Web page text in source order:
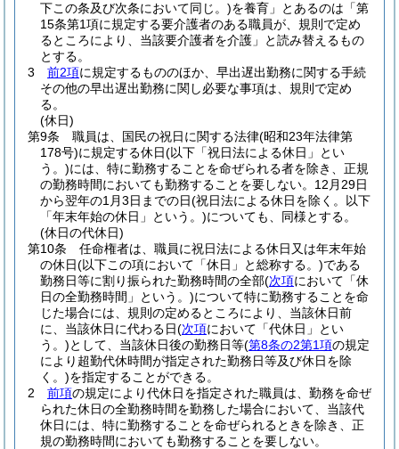
下この条及び次条において同じ。)を養育」とあるのは「第
15条第1項に規定する要介護者のある職員が、規則で定め
るところにより、当該要介護者を介護」と読み替えるもの
とする。
3
前2項に規定するもののほか、早出遅出勤務に関する手続
その他の早出遅出勤務に関し必要な事項は、規則で定め
る。
(休日)
第9条
職員は、国民の祝日に関する法律(昭和23年法律第
178号)に規定する休日(以下「祝日法による休日」とい
う。)には、特に勤務することを命ぜられる者を除き、正規
の勤務時間においても勤務することを要しない。 12月29日
から翌年の1月3日までの日(祝日法による休日を除く。以下
「年末年始の休日」という。)についても、同様とする。
(休日の代休日)
第10条
任命権者は、職員に祝日法による休日又は年末年始
の休日(以下この項において「休日」と総称する。)である
勤務日等に割り振られた勤務時間の全部(次項において「休
日の全勤務時間」という。)について特に勤務することを命
じた場合には、規則の定めるところにより、当該休日前
に、当該休日に代わる日(次項において「代休日」とい
う。)として、当該休日後の勤務日等(第8条の2第1項の規定
により超勤代休時間が指定された勤務日等及び休日を除
く。)を指定することができる。
2
前項の規定により代休日を指定された職員は、勤務を命ぜ
られた休日の全勤務時間を勤務した場合において、当該代
休日には、特に勤務することを命ぜられるときを除き、正
規の勤務時間においても勤務することを要しない。